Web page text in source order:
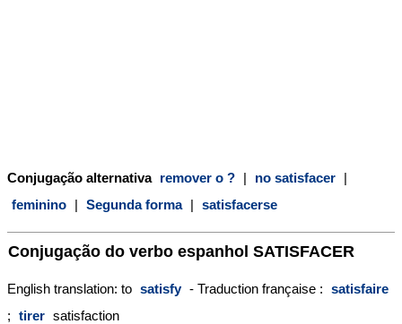
Conjugação alternativa remover o ? | no satisfacer |
feminino | Segunda forma | satisfacerse
Conjugação do verbo espanhol SATISFACER
English translation: to satisfy - Traduction française : satisfaire
; tirer satisfaction